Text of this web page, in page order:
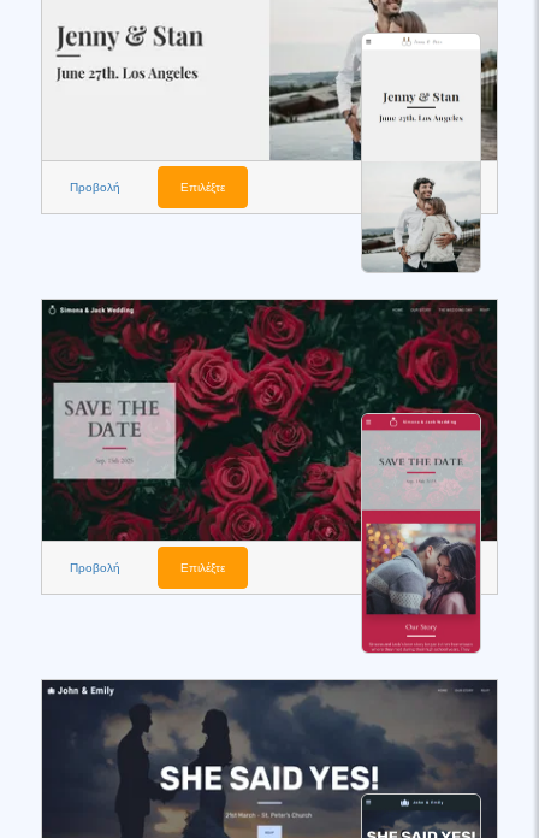
Προβολή Επιλέξτε
Προβολή Επιλέξτε